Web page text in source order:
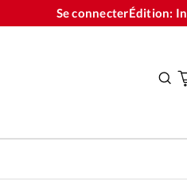
Se connecterÉdition: